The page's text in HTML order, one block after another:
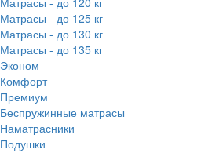
Матрасы - до 125 кг
Матрасы - до 130 кг
Матрасы - до 135 кг
Эконом
Комфорт
Премиум
Беспружинные матрасы
Наматрасники
Подушки